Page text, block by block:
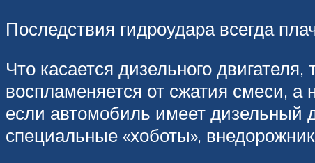
Последствия гидроудара всегда
Что касается дизельного
воспламеняется от сжатия смеси,
если автомобиль имеет дизельный
специальные «хоботы»,